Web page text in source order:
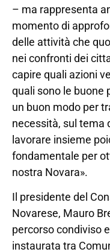
– ma rappresenta
momento di
delle attività che
nei confronti dei
capire quali azioni
quali sono le buone
un buon modo per
necessità, sul tema
lavorare insieme
fondamentale per
nostra Novara».
Il presidente del
Novarese, Mauro
percorso condiviso
instaurata tra